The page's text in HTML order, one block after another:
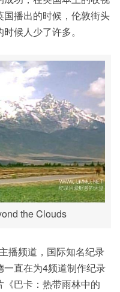
播出的时候，伦敦街头
候人少了许多。
the Clouds
播频道，国际知名纪录
一直在为4频道制作纪录
巴卡：热带雨林中的